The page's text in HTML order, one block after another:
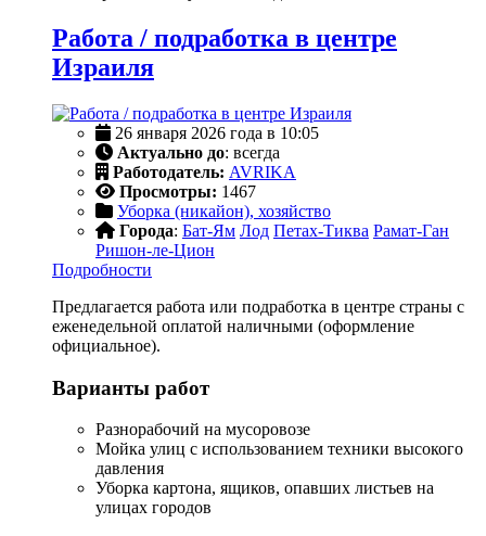
Работа / подработка в центре
Израиля
26 января 2026 года в 10:05
Актуально до: всегда
Работодатель: AVRIKA
Просмотры: 1467
Уборка (никайон), хозяйство
Города: Бат-Ям Лод Петах-Тиква Рамат-Ган
Ришон-ле-Цион
Подробности
Предлагается работа или подработка в центре страны с
еженедельной оплатой наличными (оформление
официальное).
Варианты работ
Разнорабочий на мусоровозе
Мойка улиц с использованием техники высокого
давления
Уборка картона, ящиков, опавших листьев на
улицах городов